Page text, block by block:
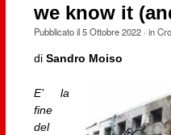
we know it
Pubblicato il5 Ottobre 2022· in
di Sandro Moiso
E’ la
fine
del